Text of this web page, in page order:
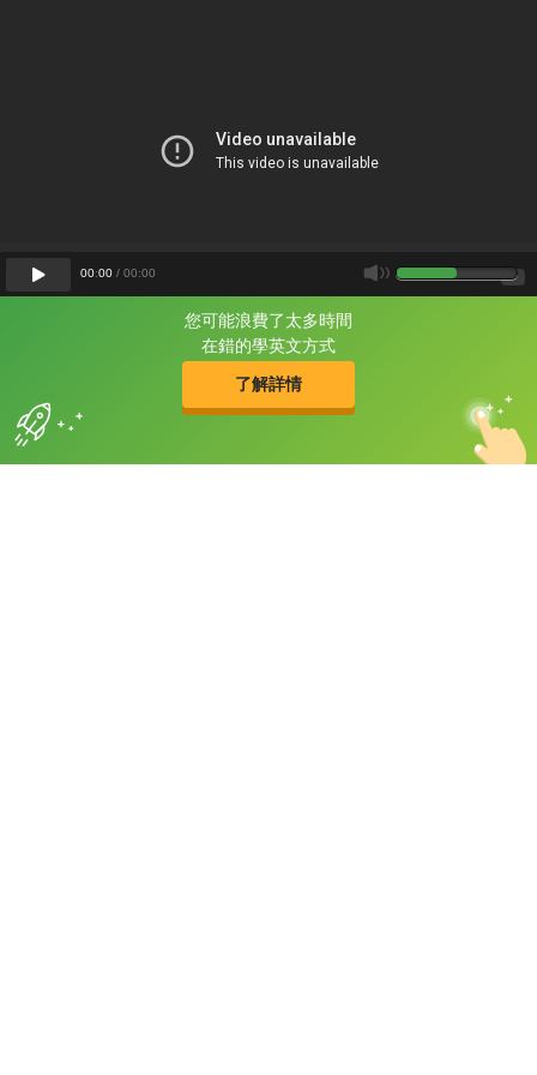
您可能浪費了太多時間
在錯的學英文方式
了解詳情
片尾有
攻其不背
的品牌故事
00:00 / 00:00